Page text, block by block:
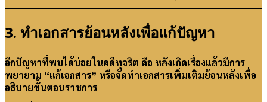
3. ทำเอกสารย้อนหลังเพื่อแก้ปัญหา
อีกปัญหาที่พบได้บ่อยในคดีทุจริต คือ หลังเกิดเรื่องแล้วมีการ
พยายาม “แก้เอกสาร” หรือจัดทำเอกสารเพิ่มเติมย้อนหลังเพื่อ
อธิบายขั้นตอนราชการ